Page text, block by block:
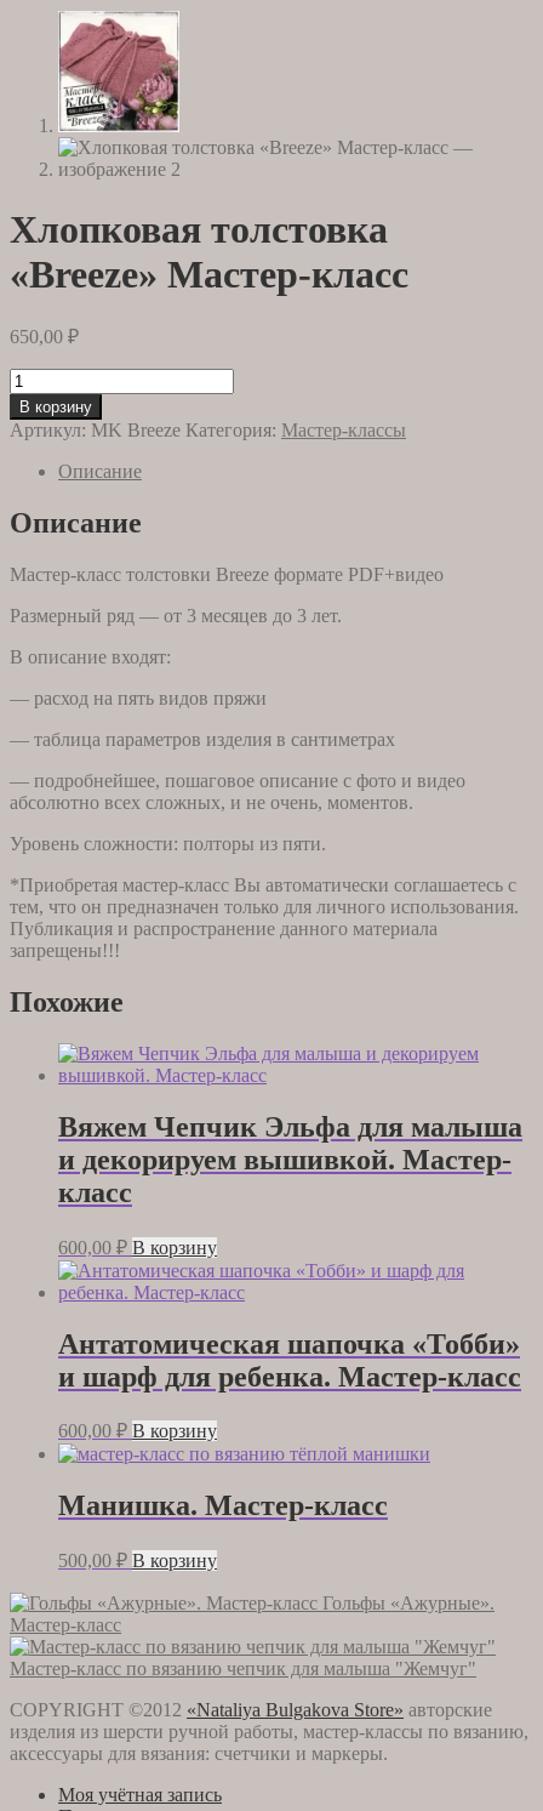
Хлопковая толстовка
«Breeze» Мастер-класс
650,00 ₽
Количество
товара
Хлопковая
толстовка
«Breeze»
Мастер-
класс
В корзину
Артикул: MK Breeze Категория: Мастер-классы
Описание
Описание
Мастер-класс толстовки Breeze формате PDF+видео
Размерный ряд — от 3 месяцев до 3 лет.
В описание входят:
— расход на пять видов пряжи
— таблица параметров изделия в сантиметрах
— подробнейшее, пошаговое описание с фото и видео
абсолютно всех сложных, и не очень, моментов.
Уровень сложности: полторы из пяти.
*Приобретая мастер-класс Вы автоматически соглашаетесь с
тем, что он предназначен только для личного использования.
Публикация и распространение данного материала
запрещены!!!
Похожие
Вяжем Чепчик Эльфа для малыша
и декорируем вышивкой. Мастер-
класс
600,00 ₽ В корзину
Антатомическая шапочка «Тобби»
и шарф для ребенка. Мастер-класс
600,00 ₽ В корзину
Манишка. Мастер-класс
500,00 ₽ В корзину
Гольфы «Ажурные».
Мастер-класс
Мастер-класс по вязанию чепчик для малыша "Жемчуг"
COPYRIGHT ©2012 «Nataliya Bulgakova Store» авторские
изделия из шерсти ручной работы, мастер-классы по вязанию,
аксессуары для вязания: счетчики и маркеры.
Моя учётная запись